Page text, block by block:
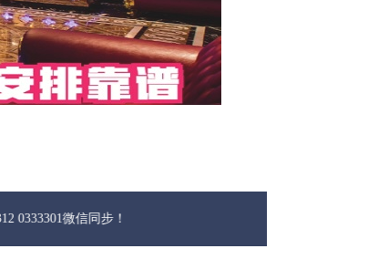
同步！